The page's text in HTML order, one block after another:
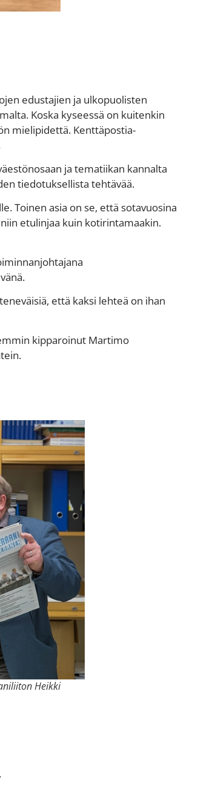
edustajien ja ulkopuolisten
Koska kyseessä on kuitenkin
mielipidettä. Kenttäpostia-
ja tematiikan kannalta
tiedotuksellista tehtävää.
Toinen asia on se, että sotavuosina
etulinjaa kuin kotirintamaakin.
että kaksi lehteä on ihan
kipparoinut Martimo
Heikki